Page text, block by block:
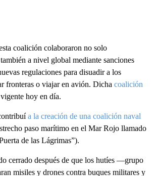
coalición colaboraron no solo
a nivel global mediante sanciones
regulaciones para disuadir a los
fronteras o viajar en avión. Dicha coalición
hoy en día.
a la creación de una coalición naval
paso marítimo en el Mar Rojo llamado
de las Lágrimas”).
cerrado después de que los hutíes —grupo
misiles y drones contra buques militares y